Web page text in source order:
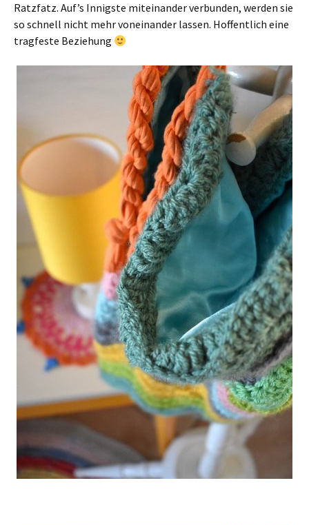
Ratzfatz. Auf’s Innigste miteinander verbunden, werden sie
so schnell nicht mehr voneinander lassen. Hoffentlich eine
tragfeste Beziehung